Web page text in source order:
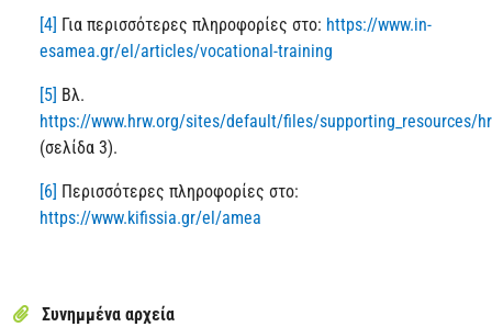
[4] Για περισσότερες πληροφορίες στο: https://www.in-
esamea.gr/el/articles/vocational-training
[5] Βλ.
https://www.hrw.org/sites/default/files/supporting_resources/
(σελίδα 3).
[6] Περισσότερες πληροφορίες στο:
https://www.kifissia.gr/el/amea
Συνημμένα αρχεία